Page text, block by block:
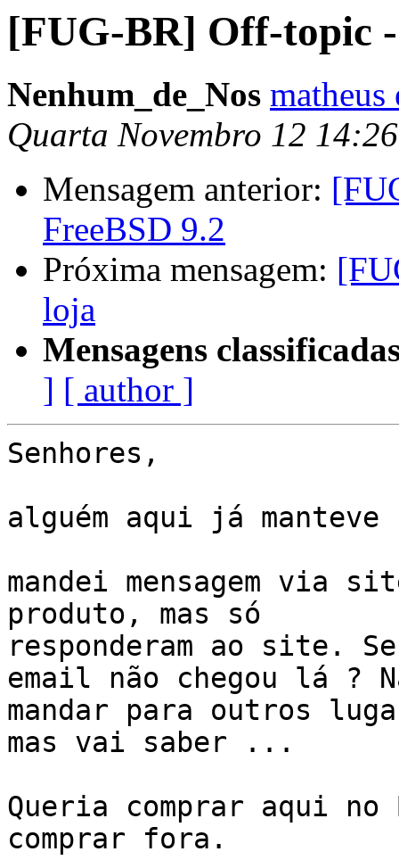
[FUG-BR] Off-topic
Nenhum_de_Nos matheus
Quarta Novembro 12
Mensagem anterior:
FreeBSD 9.2
Próxima mensagem:
loja
Mensagens
] [ author ]
Senhores,
alguém aqui já
mandei mensagem via
produto, mas só
responderam ao site.
email não chegou lá ?
mandar para outros
mas vai saber ...
Queria comprar aqui
comprar fora.